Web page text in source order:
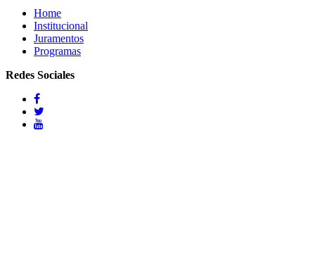
Home
Institucional
Juramentos
Programas
Redes Sociales